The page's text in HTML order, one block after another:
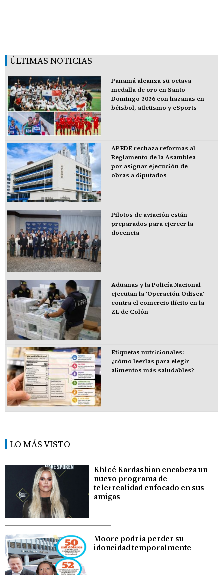
ÚLTIMAS NOTICIAS
Panamá alcanza su octava
medalla de oro en Santo
Domingo 2026 con hazañas en
béisbol, atletismo y eSports
APEDE rechaza reformas al
Reglamento de la Asamblea
por asignar ejecución de
obras a diputados
Pilotos de aviación están
preparados para ejercer la
docencia
Aduanas y la Policía Nacional
ejecutan la 'Operación Odisea'
contra el comercio ilícito en la
ZL de Colón
Etiquetas nutricionales:
¿cómo leerlas para elegir
alimentos más saludables?
LO MÁS VISTO
Khloé Kardashian encabeza un
nuevo programa de
telerrealidad enfocado en sus
amigas
Moore podría perder su
idoneidad temporalmente